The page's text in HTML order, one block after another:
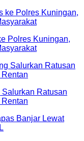
Polres Kuningan,
Ratusan